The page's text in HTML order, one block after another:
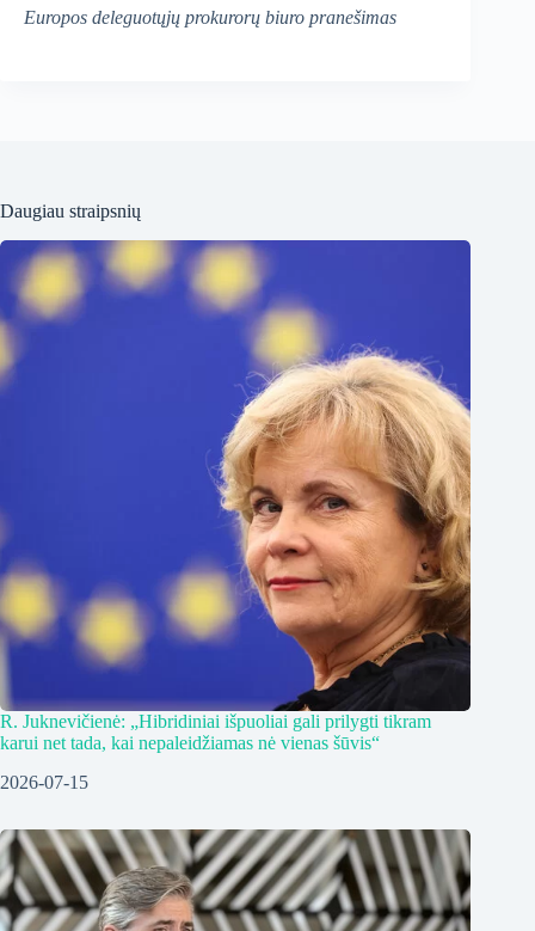
Europos deleguotųjų prokurorų biuro pranešimas
Daugiau straipsnių
R. Juknevičienė: „Hibridiniai išpuoliai gali prilygti tikram
karui net tada, kai nepaleidžiamas nė vienas šūvis“
2026-07-15